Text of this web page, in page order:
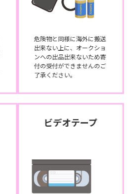
危険物と同様に海外に搬送
出来ない上に、オークショ
ンへの出品出来ないため寄
付の受付ができませんのご
了承ください。
ビデオテープ